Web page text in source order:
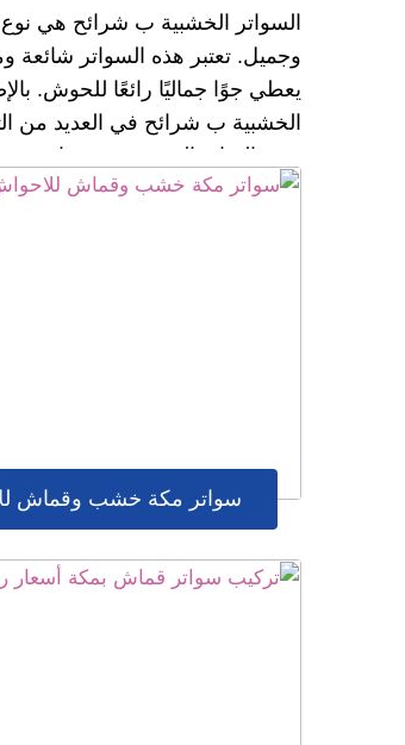
السواتر الخشبية ب شرائح هي
وجميل. تعتبر هذه السواتر شائعة
يعطي جوًا جماليًا رائعًا للحوش.
الخشبية ب شرائح في العديد من
يوفر الساتر الخشبي ب شرائح
4 - سواتر حديد مجدولة بشكلين